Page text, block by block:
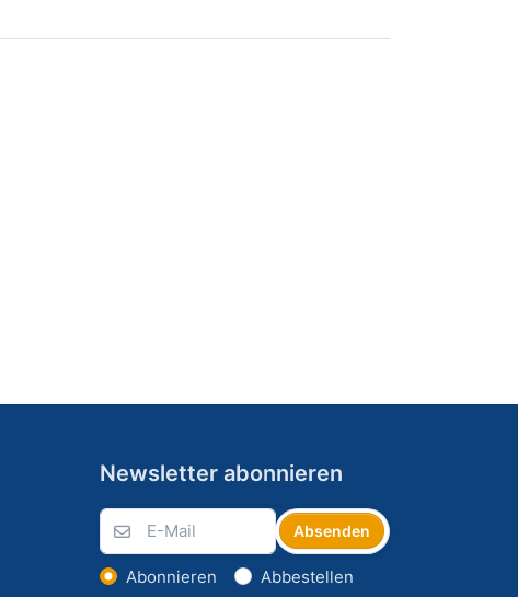
Newsletter abonnieren
Absenden
Abonnieren Abbestellen